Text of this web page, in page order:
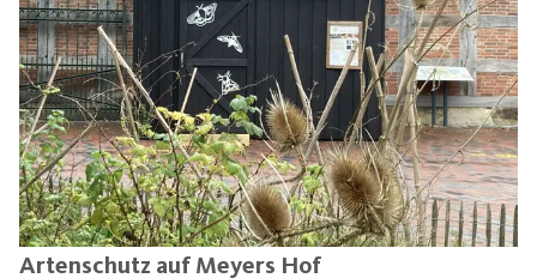
Artenschutz auf Meyers Hof